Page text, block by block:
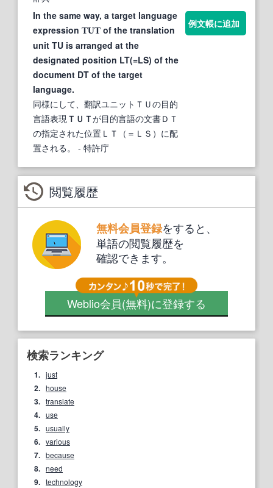
In the same way, a target language
expression TUT of the translation
unit TU is arranged at the
designated position LT(=LS) of the
document DT of the target
language.
同様にして、翻訳ユニットＴＵの目的
言語表現ＴＵＴが目的言語の文書ＤＴ
の指定された位置ＬＴ（＝ＬＳ）に配
置される。
- 特許庁
例文帳に追加
閲覧履歴
無料会員登録をすると、
単語の閲覧履歴を
確認できます。
Weblio会員(無料)に登録する
検索ランキング
1. just
2. house
3. translate
4. use
5. usually
6. various
7. because
8. need
9. technology